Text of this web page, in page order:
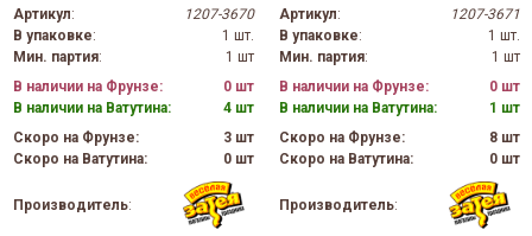
Артикул:
1207-3670
В упаковке:
1 шт.
Мин. партия:
1 шт
В наличии на Фрунзе:
0 шт
В наличии на Ватутина:
4 шт
Скоро на Фрунзе:
3 шт
Скоро на Ватутина:
0 шт
Производитель:
Артикул:
1207-3671
В упаковке:
1 шт.
Мин. партия:
1 шт
В наличии на Фрунзе:
0 шт
В наличии на Ватутина:
1 шт
Скоро на Фрунзе:
8 шт
Скоро на Ватутина:
0 шт
Производитель: